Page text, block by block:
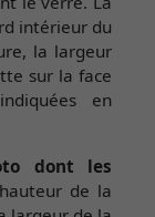
intérieur du
la largeur
sur la face
en
dont les
de la